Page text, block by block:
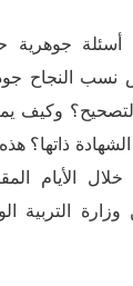
أسئلة جوهرية
النجاح جودة
وكيف
الشهادة
الأيام
التربية